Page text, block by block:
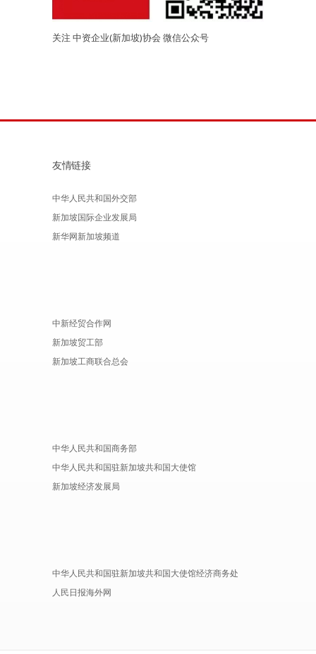
关注 中资企业(新加坡)协会 微信公众号
友情链接
中华人民共和国外交部
新加坡国际企业发展局
新华网新加坡频道
中新经贸合作网
新加坡贸工部
新加坡工商联合总会
中华人民共和国商务部
中华人民共和国驻新加坡共和国大使馆
新加坡经济发展局
中华人民共和国驻新加坡共和国大使馆经济商务处
人民日报海外网